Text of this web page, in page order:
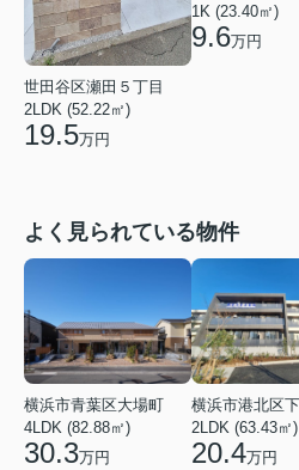
世田谷区瀬田５丁目
2LDK (52.22㎡)
19.5万円
1K (23.40㎡)
9.6万円
よく見られている物件
横浜市青葉区大場町
4LDK (82.88㎡)
30.3万円
2LDK (63.43㎡)
20.4万円